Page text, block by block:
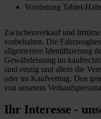
Vorrüstung Tablet-
Zwischenverkauf und
vorbehalten. Die
allgemeinen Identifizierung
Gewährleistung im
sind einzig und allein die
oder im Kaufvertrag. Den
von unserem
Ihr Interesse -